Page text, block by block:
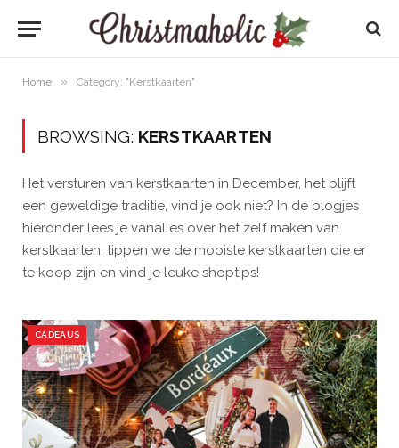
Home » Category: "Kerstkaarten"
BROWSING: KERSTKAARTEN
Het versturen van kerstkaarten in December, het blijft
een geweldige traditie, vind je ook niet? In de blogjes
hieronder lees je vanalles over het zelf maken van
kerstkaarten, tippen we de mooiste kerstkaarten die er
te koop zijn en vind je leuke shoptips!
CADEAUS